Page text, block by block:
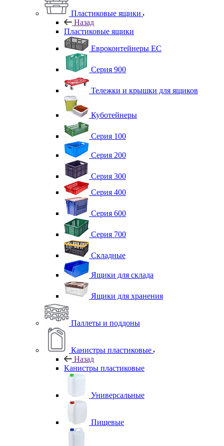
Пластиковые ящики
Назад
Пластиковые ящики
Евроконтейнеры ЕС
Серия 900
Тележки и крышки для ящиков
Куботейнеры
Серия 100
Серия 200
Серия 300
Серия 400
Серия 600
Серия 700
Складные
Ящики для склада
Ящики для хранения
Паллеты и поддоны
Канистры пластиковые
Назад
Канистры пластиковые
Универсальные
Пищевые